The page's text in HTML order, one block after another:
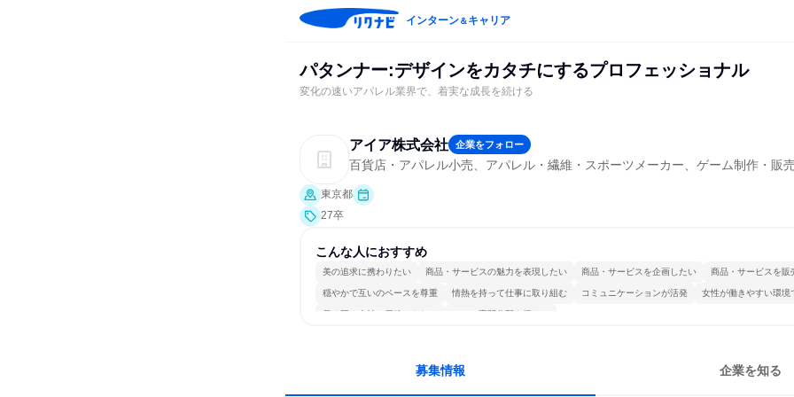
インターン＆キャリア
パタンナー:デザインをカタチにするプロフェッショナル
変化の速いアパレル業界で、着実な成長を続ける
アイア株式会社 企業をフォロー
百貨店・アパレル小売、アパレル・繊維・スポーツメーカー、ゲーム制作・販売
東京都
27卒
こんな人におすすめ
美の追求に携わりたい 商品・サービスの魅力を表現したい 商品・サービスを企画したい 商品・サービスを販
穏やかで互いのペースを尊重 情熱を持って仕事に取り組む コミュニケーションが活発 女性が働きやすい環境
長く同じ会社に居続けられる 一つの専門分野を極める
募集情報 企業を知る